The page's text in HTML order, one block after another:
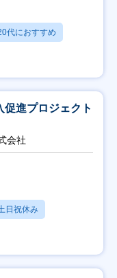
代におすすめ
促進プロジェクト
会社
日祝休み